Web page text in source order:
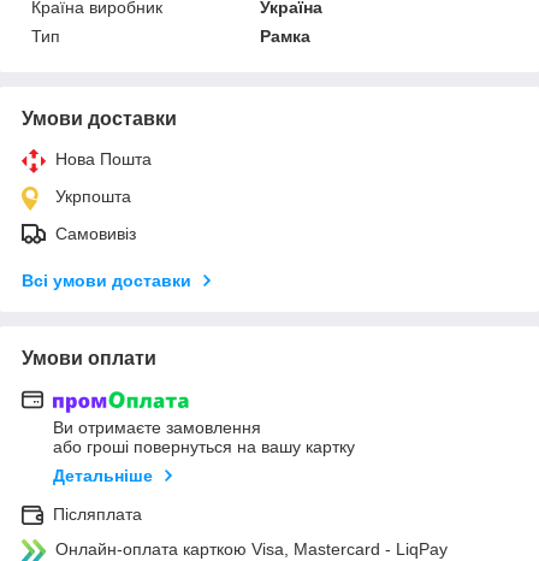
Країна виробник
Україна
Тип
Рамка
Умови доставки
Нова Пошта
Укрпошта
Самовивіз
Всі умови доставки
Умови оплати
Ви отримаєте замовлення
або гроші повернуться на вашу картку
Детальніше
Післяплата
Онлайн-оплата карткою Visa, Mastercard - LiqPay